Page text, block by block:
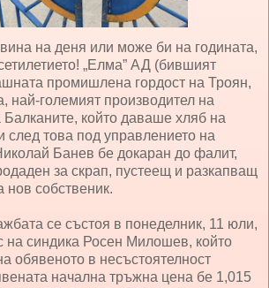
на деня или може би на годината,
„Елма” АД (бившият
промишлена гордост на Троян,
най-големият производител на
Балканите, който даваше хляб на
след това под управлението на
Банев бе докаран до фалит,
за скрап, пустеещ и разкапващ
нов собственик.
се състоя в понеделник, 11 юли,
на синдика Росен Милошев, който
обявеното в несъстоятелност
начална тръжна цена бе 1,015